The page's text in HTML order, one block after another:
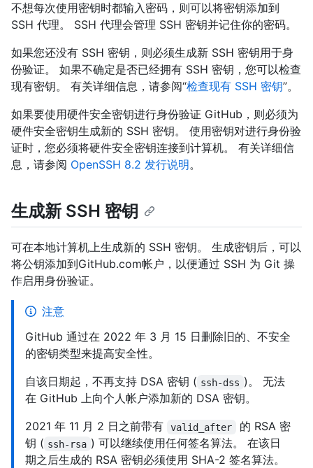
不想每次使用密钥时都输入密码，则可以将密钥添加到
SSH 代理。 SSH 代理会管理 SSH 密钥并记住你的密码。
如果您还没有 SSH 密钥，则必须生成新 SSH 密钥用于身
份验证。 如果不确定是否已经拥有 SSH 密钥，您可以检查
现有密钥。 有关详细信息，请参阅“检查现有 SSH 密钥”。
如果要使用硬件安全密钥进行身份验证 GitHub，则必须为
硬件安全密钥生成新的 SSH 密钥。 使用密钥对进行身份验
证时，您必须将硬件安全密钥连接到计算机。 有关详细信
息，请参阅 OpenSSH 8.2 发行说明。
生成新 SSH 密钥
可在本地计算机上生成新的 SSH 密钥。 生成密钥后，可以
将公钥添加到GitHub.com帐户，以便通过 SSH 为 Git 操
作启用身份验证。
注意
GitHub 通过在 2022 年 3 月 15 日删除旧的、不安全
的密钥类型来提高安全性。
自该日期起，不再支持 DSA 密钥 ( ssh-dss )。 无法
在 GitHub 上向个人帐户添加新的 DSA 密钥。
2021 年 11 月 2 日之前带有
valid_after
的 RSA 密
钥 ( ssh-rsa ) 可以继续使用任何签名算法。 在该日
期之后生成的 RSA 密钥必须使用 SHA-2 签名算法。